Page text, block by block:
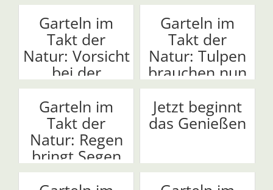
Garteln im
Takt der
Natur: Vorsicht
bei der
Sommer...
Garteln im
Takt der
Natur: Tulpen
brauchen nun
Ruh...
Garteln im
Takt der
Natur: Regen
bringt Segen
Jetzt beginnt
das Genießen